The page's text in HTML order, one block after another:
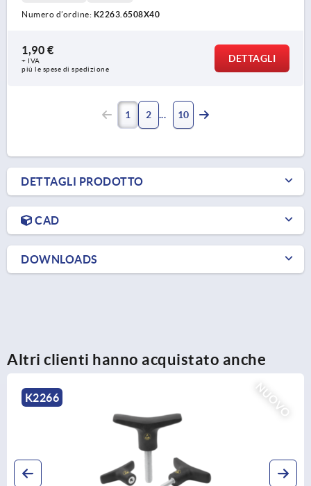
Numero d’ordine: K2263.6508X40
1,90 €
+ IVA
più le spese di spedizione
DETTAGLI
1 2 10
DETTAGLI PRODOTTO
CAD
DOWNLOADS
Altri clienti hanno acquistato anche
NUOVO
K2266